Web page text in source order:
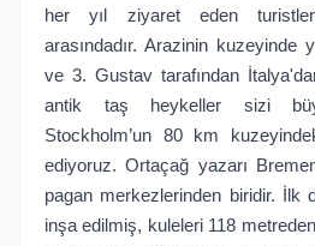
her yıl ziyaret eden
arasındadır. Arazinin kuzeyinde
ve 3. Gustav tarafından
antik taş heykeller sizi
Stockholm’un 80 km
ediyoruz. Ortaçağ yazarı
pagan merkezlerinden biridir. İlk
inşa edilmiş, kuleleri 118